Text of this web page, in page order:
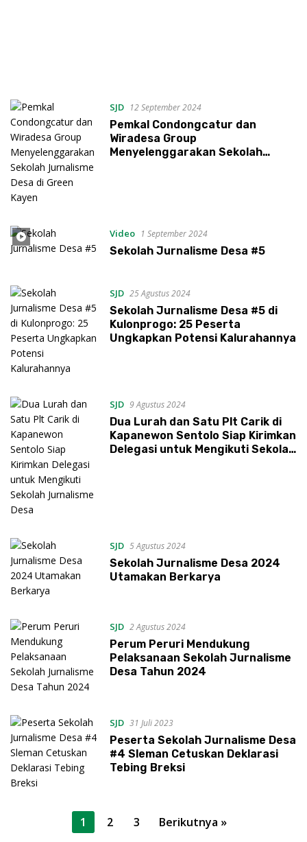
SJD 12 September 2024
Pemkal Condongcatur dan
Wiradesa Group
Menyelenggarakan Sekolah
Video 1 September 2024
Sekolah Jurnalisme Desa #5
SJD 25 Agustus 2024
Sekolah Jurnalisme Desa #5 di
Kulonprogo: 25 Peserta
Ungkapkan Potensi Kalurahannya
SJD 9 Agustus 2024
Dua Lurah dan Satu Plt Carik di
Kapanewon Sentolo Siap Kirimkan
Delegasi untuk Mengikuti Sekolah
SJD 5 Agustus 2024
Sekolah Jurnalisme Desa 2024
Utamakan Berkarya
SJD 2 Agustus 2024
Perum Peruri Mendukung
Pelaksanaan Sekolah Jurnalisme
Desa Tahun 2024
SJD 31 Juli 2023
Peserta Sekolah Jurnalisme Desa
#4 Sleman Cetuskan Deklarasi
Tebing Breksi
1 2 3 Berikutnya »